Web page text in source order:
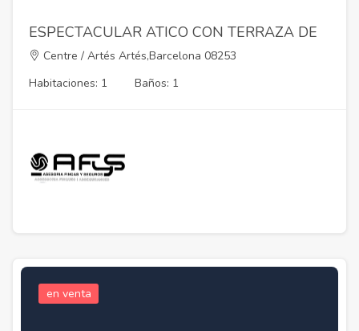
ESPECTACULAR ATICO CON TERRAZA DE
60M2 EN ARTES
Centre / Artés Artés,Barcelona 08253
Habitaciones: 1
Baños: 1
en venta